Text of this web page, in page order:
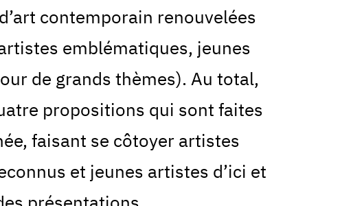
contemporain renouvelées
emblématiques, jeunes
de grands thèmes). Au total,
propositions qui sont faites
faisant se côtoyer artistes
et jeunes artistes d’ici et